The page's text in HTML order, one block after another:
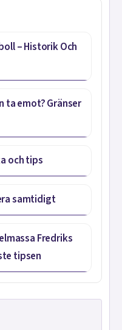
– Historik Och
ta emot? Gränser
och tips
samtidigt
Fredriks
tipsen